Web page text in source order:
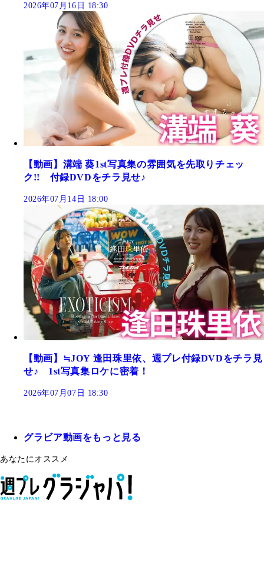
2026年07月16日 18:30
【動画】溝端 葵1st写真集の雰囲気を先取りチェッ
ク!! 付録DVDをチラ見せ♪
2026年07月14日 18:00
【動画】≒JOY 逢田珠里依、週プレ付録DVDをチラ見
せ♪ 1st写真集ロケに密着！
2026年07月07日 18:30
グラビア動画をもっと見る
あなたにオススメ